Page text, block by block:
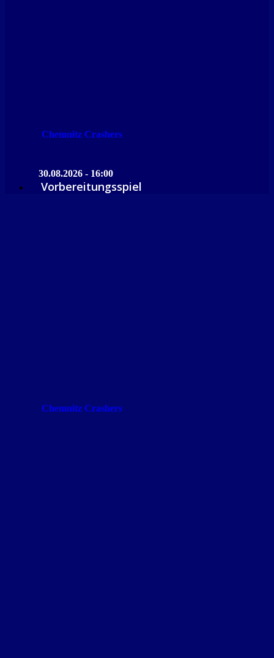
Chemnitz Crashers
30.08.2026 - 16:00
Vorbereitungsspiel
Chemnitz Crashers